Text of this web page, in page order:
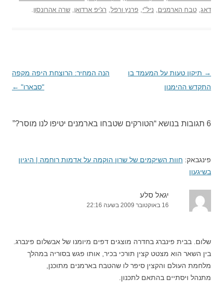
דאג טבח הארמנים ניל"י פרנץ ורפל רג'יפ ארדואן שרה אהרונסון
ניווט
בפוסטים
→ תיקון טעות על המעמד בו
התקדש ההימנון
הנה המחיר: הרוצחת היפה מקפה
"סבארו" ←
6 תגובות בנושא “ הטורקים שטבחו בארמנים יטיפו לנו מוסר?”
פינגבאק: חוות השיקמים של שרון הוקמה על אדמות רוחמה | היגיון
בשיגעון
יגאל סלע
16 באוקטובר 2009 בשעה 22:16
שלום. בבית פינברג בחדרה מוצגים דפים מיומנו של אבשלום פינברג.
בין השאר הוא מצטט קצין תורכי בכיר, אותו פגש בסוריה במהלך
מלחמת העולם והקצין סיפר לו שהטבח בארמנים מתוכנן,
מתנהל ויסתיים בהתאם לתכנון.